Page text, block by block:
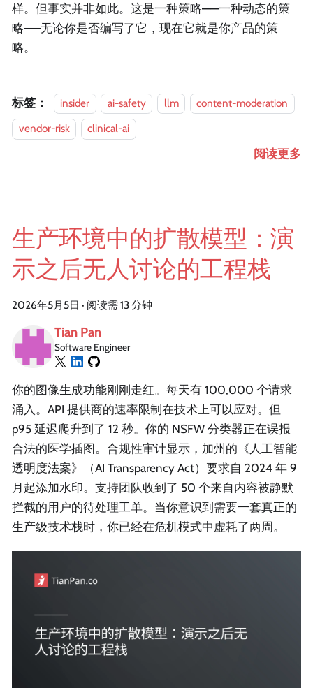
样。但事实并非如此。这是一种策略——一种动态的策
略——无论你是否编写了它，现在它就是你产品的策
略。
标签： insider ai-safety llm
content-moderation
vendor-risk
clinical-ai
阅读更多
生产环境中的扩散模型：演
示之后无人讨论的工程栈
2026年5月5日 · 阅读需 13 分钟
Tian Pan
Software Engineer
你的图像生成功能刚刚走红。每天有 100,000 个请求
涌入。API 提供商的速率限制在技术上可以应对。但
p95 延迟爬升到了 12 秒。你的 NSFW 分类器正在误报
合法的医学插图。合规性审计显示，加州的《人工智能
透明度法案》（AI Transparency Act）要求自 2024 年 9
月起添加水印。支持团队收到了 50 个来自内容被静默
拦截的用户的待处理工单。当你意识到需要一套真正的
生产级技术栈时，你已经在危机模式中虚耗了两周。